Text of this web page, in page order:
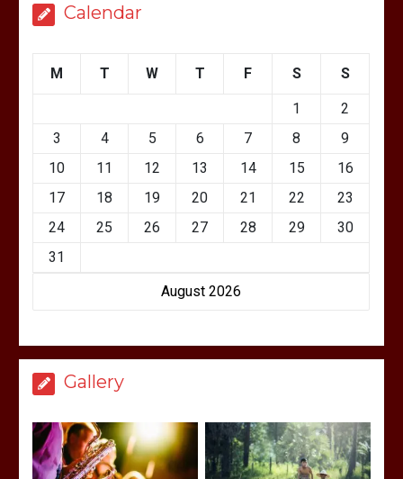
Calendar
August 2026
M T W T F S S
1
2
3
4 5 6 7 8
9
10
11 12 13 14 15
16
17
18 19 20 21 22
23
24
25 26 27 28 29
30
31
Gallery